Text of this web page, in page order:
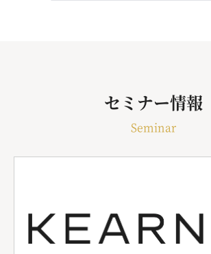
セミナー情報
Seminar